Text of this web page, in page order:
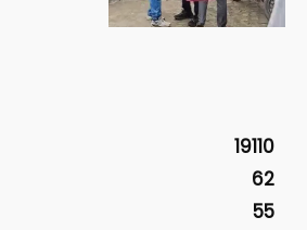
19110
62
55